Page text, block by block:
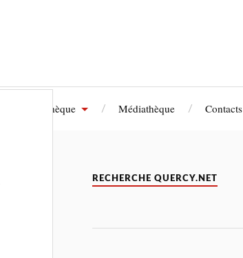
Bibliothèque Médiathèque Contacts
RECHERCHE QUERCY.NET